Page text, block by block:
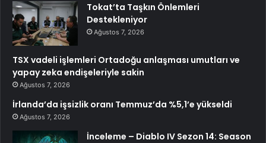
Tokat’ta Taşkın Önlemleri
Destekleniyor
Ağustos 7, 2026
TSX vadeli işlemleri Ortadoğu anlaşması umutları ve
yapay zeka endişeleriyle sakin
Ağustos 7, 2026
İrlanda’da işsizlik oranı Temmuz’da %5,1’e yükseldi
Ağustos 7, 2026
İnceleme – Diablo IV Sezon 14: Season